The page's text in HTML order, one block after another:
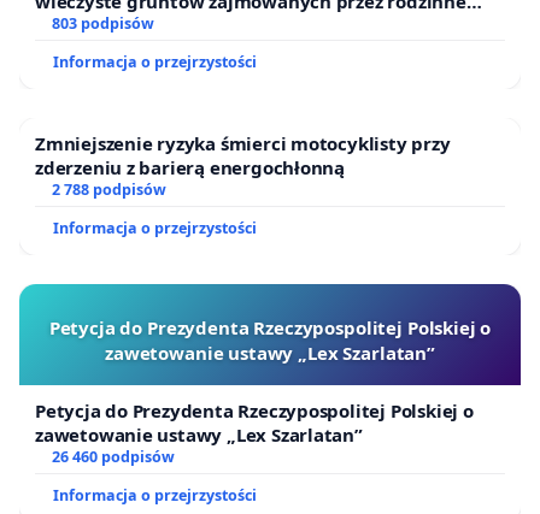
ogrody działkowe.
803 podpisów
Informacja o przejrzystości
Zmniejszenie ryzyka śmierci motocyklisty przy
zderzeniu z barierą energochłonną
2 788 podpisów
Informacja o przejrzystości
Petycja do Prezydenta Rzeczypospolitej Polskiej o
zawetowanie ustawy „Lex Szarlatan”
Petycja do Prezydenta Rzeczypospolitej Polskiej o
zawetowanie ustawy „Lex Szarlatan”
26 460 podpisów
Informacja o przejrzystości